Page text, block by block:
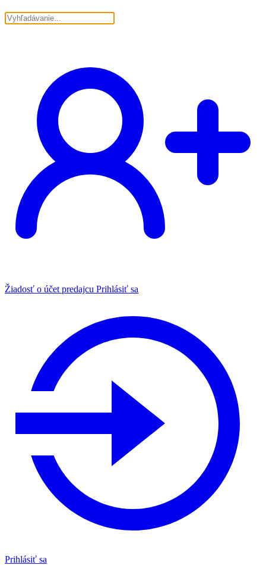
Žiadosť o účet predajcu Prihlásiť sa
Prihlásiť sa